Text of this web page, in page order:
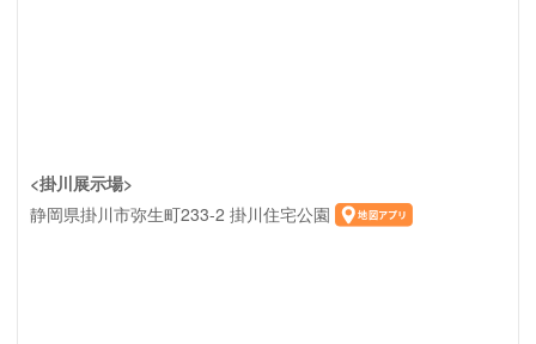
<掛川展示場>
静岡県掛川市弥生町233-2 掛川住宅公園